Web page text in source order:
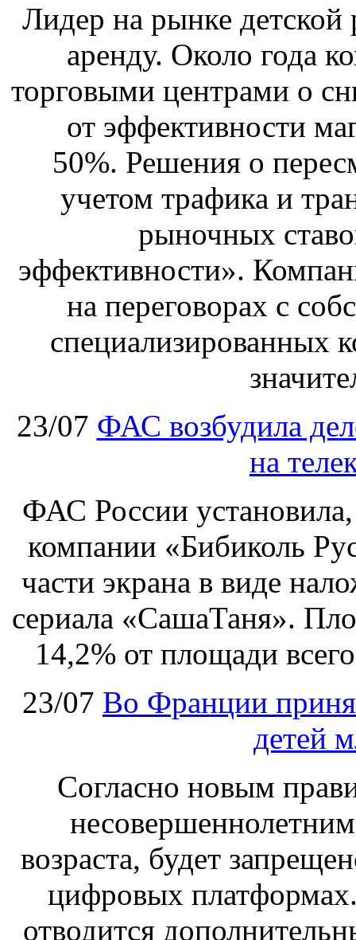
Лидер на рынке детской
аренду. Около года
торговыми центрами о
от эффективности
50%. Решения о
учетом трафика и
рыночных
эффективности».
на переговорах с
специализированных
23/07 ФАС возбудила
на
ФАС России установила,
компании «Бибиколь
части экрана в виде
сериала «СашаТаня».
14,2% от площади
23/07 Во Франции
детей
Согласно новым
возраста, будет
цифровых
отводится